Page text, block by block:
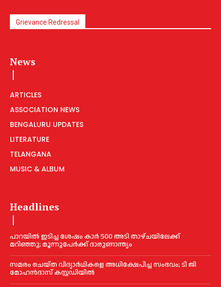
Grievance Redressal
News
ARTICLES
ASSOCIATION NEWS
BENGALURU UPDATES
LITERATURE
TELANGANA
MUSIC & ALBUM
Headlines
പാറയിൽ ഇടിച്ച ശേഷം കാർ 500 അടി താഴ്ചയിലേക്ക്
മറിഞ്ഞു; മൂന്നുപേർക്ക് ദാരുണാന്ത്യം
സമരം ചെയ്ത വിദ്യാര്‍ഥികളെ അധിക്ഷേപിച്ച സംഭവം; ടി ജി
മോഹന്‍ദാസ് കസ്റ്റഡിയിൽ